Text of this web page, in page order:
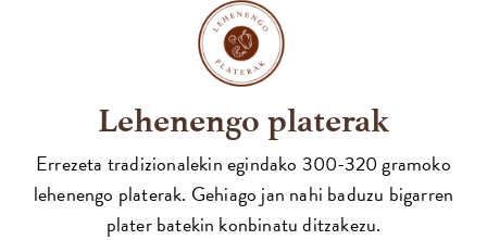
Lehenengo platerak
Errezeta tradizionalekin egindako 300-320 gramoko
lehenengo platerak. Gehiago jan nahi baduzu bigarren
plater batekin konbinatu ditzakezu.